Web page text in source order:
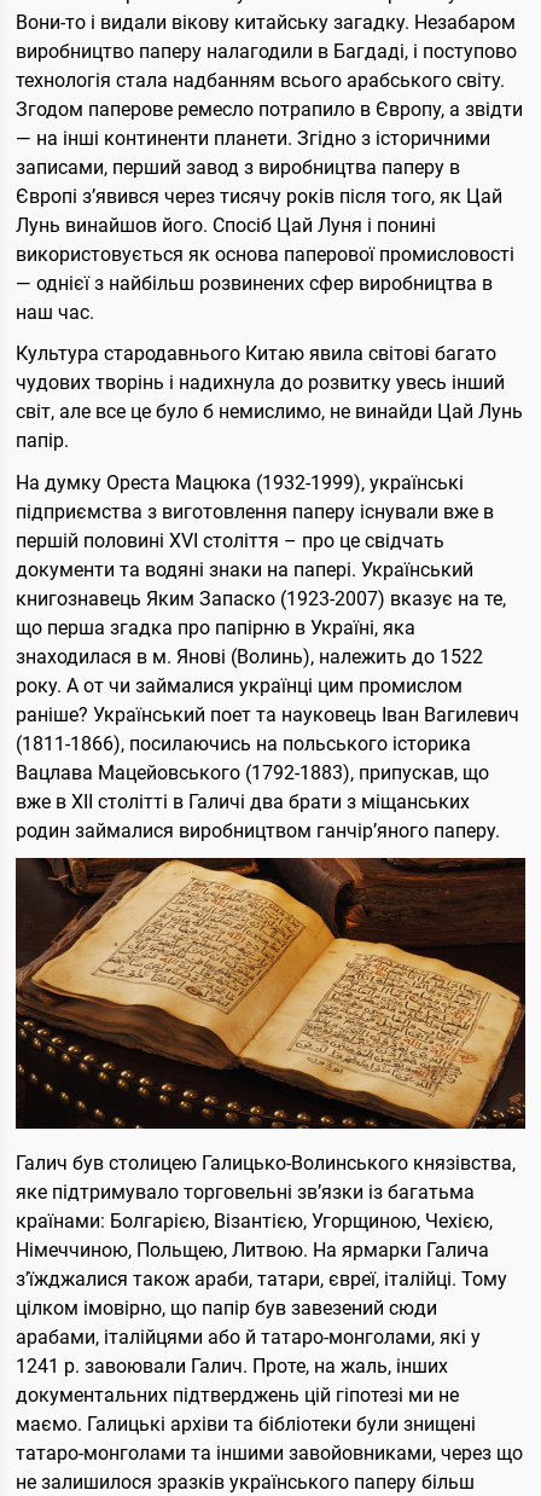
Вони-то і видали вікову китайську загадку. Незабаром
виробництво паперу налагодили в Багдаді, і поступово
технологія стала надбанням всього арабського світу.
Згодом паперове ремесло потрапило в Європу, а звідти
— на інші континенти планети. Згідно з історичними
записами, перший завод з виробництва паперу в
Європі з’явився через тисячу років після того, як Цай
Лунь винайшов його. Спосіб Цай Луня і понині
використовується як основа паперової промисловості
— однієї з найбільш розвинених сфер виробництва в
наш час.
Культура стародавнього Китаю явила світові багато
чудових творінь і надихнула до розвитку увесь інший
світ, але все це було б немислимо, не винайди Цай Лунь
папір.
На думку Ореста Мацюка (1932-1999), українські
підприємства з виготовлення паперу існували вже в
першій половині ХVІ століття – про це свідчать
документи та водяні знаки на папері. Український
книгознавець Яким Запаско (1923-2007) вказує на те,
що перша згадка про папірню в Україні, яка
знаходилася в м. Янові (Волинь), належить до 1522
року. А от чи займалися українці цим промислом
раніше? Український поет та науковець Іван Вагилевич
(1811-1866), посилаючись на польського історика
Вацлава Мацейовського (1792-1883), припускав, що
вже в ХІІ столітті в Галичі два брати з міщанських
родин займалися виробництвом ганчір’яного паперу.
Галич був столицею Галицько-Волинського князівства,
яке підтримувало торговельні зв’язки із багатьма
країнами: Болгарією, Візантією, Угорщиною, Чехією,
Німеччиною, Польщею, Литвою. На ярмарки Галича
з’їжджалися також араби, татари, євреї, італійці. Тому
цілком імовірно, що папір був завезений сюди
арабами, італійцями або й татаро-монголами, які у
1241 р. завоювали Галич. Проте, на жаль, інших
документальних підтверджень цій гіпотезі ми не
маємо. Галицькі архіви та бібліотеки були знищені
татаро-монголами та іншими завойовниками, через що
не залишилося зразків українського паперу більш